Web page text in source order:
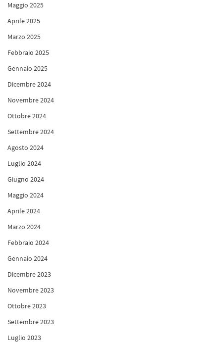
Maggio 2025
Aprile 2025
Marzo 2025
Febbraio 2025
Gennaio 2025
Dicembre 2024
Novembre 2024
Ottobre 2024
Settembre 2024
Agosto 2024
Luglio 2024
Giugno 2024
Maggio 2024
Aprile 2024
Marzo 2024
Febbraio 2024
Gennaio 2024
Dicembre 2023
Novembre 2023
Ottobre 2023
Settembre 2023
Luglio 2023